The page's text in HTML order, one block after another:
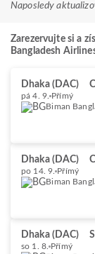
Naposledy
Zarezervujte si a
Bangladesh
Dhaka (DAC)
pá 4. 9. Přímý
Biman
Dhaka (DAC)
po 14. 9. Přímý
Biman
Dhaka (DAC)
so 1. 8. Přímý